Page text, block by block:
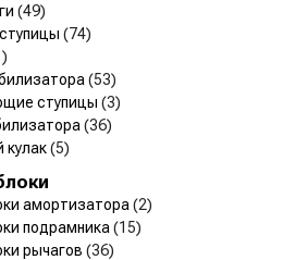
(49)
(74)
(53)
ступицы (3)
(36)
кулак(5)
амортизатора (2)
подрамника (15)
рычагов (36)